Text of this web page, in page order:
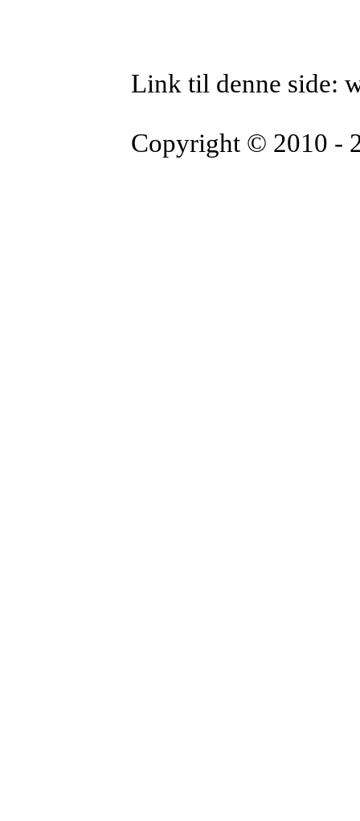
Link til denne side:
Copyright © 2010 -